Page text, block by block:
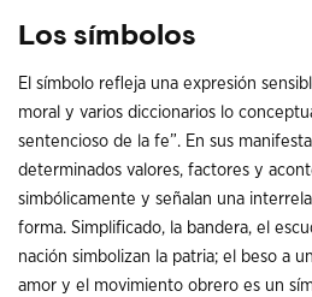
Los símbolos
El símbolo refleja una expresión
moral y varios diccionarios lo
sentencioso de la fe”. En sus
determinados valores, factores y
simbólicamente y señalan una
forma. Simplificado, la bandera, el
nación simbolizan la patria; el beso a
amor y el movimiento obrero es un